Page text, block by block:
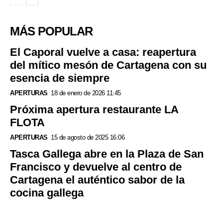
MÁS POPULAR
El Caporal vuelve a casa: reapertura
del mítico mesón de Cartagena con su
esencia de siempre
APERTURAS 18 de enero de 2026 11:45
Próxima apertura restaurante LA
FLOTA
APERTURAS 15 de agosto de 2025 16:06
Tasca Gallega abre en la Plaza de San
Francisco y devuelve al centro de
Cartagena el auténtico sabor de la
cocina gallega